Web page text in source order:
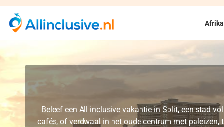
Afrika
Beleef een All inclusive vakantie in Split, een stad
cafés, of verdwaal in het oude centrum met